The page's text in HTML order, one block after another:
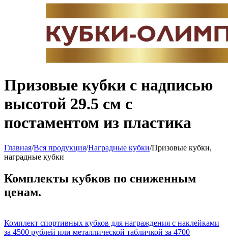
Призовые кубки с надписью
высотой 29.5 см с
постаментом из пластика
Главная/Вся продукция/Наградные кубки/Призовые кубки,
наградные кубки
Комплекты кубков по сниженным
ценам.
Комплект спортивных кубков для награждения с наклейками
за 4500 рублей или металлической табличкой за 4700